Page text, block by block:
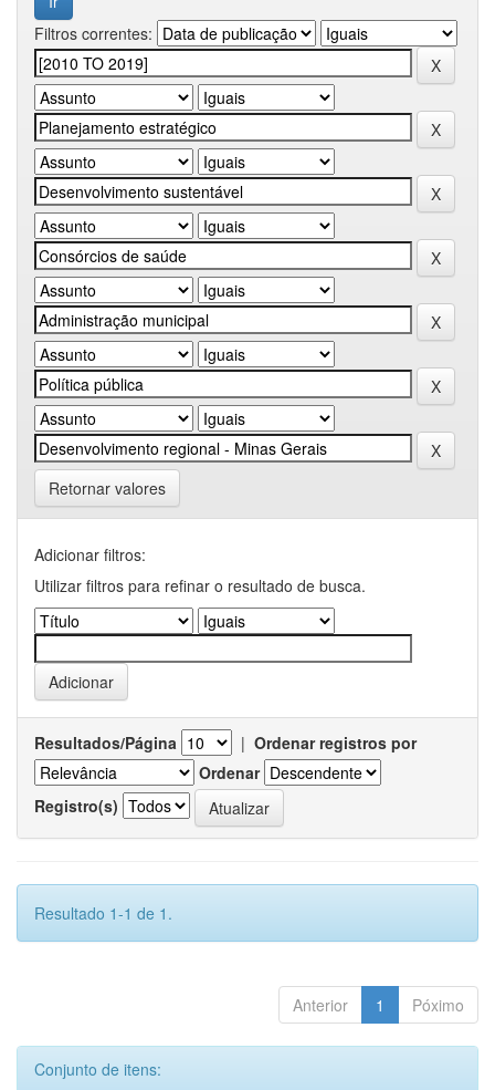
Filtros correntes:
Retornar valores
Adicionar filtros:
Utilizar filtros para refinar o resultado de busca.
Resultados/Página | Ordenar registros por
Ordenar
Registro(s)
Resultado 1-1 de 1.
Anterior 1 Póximo
Conjunto de itens: